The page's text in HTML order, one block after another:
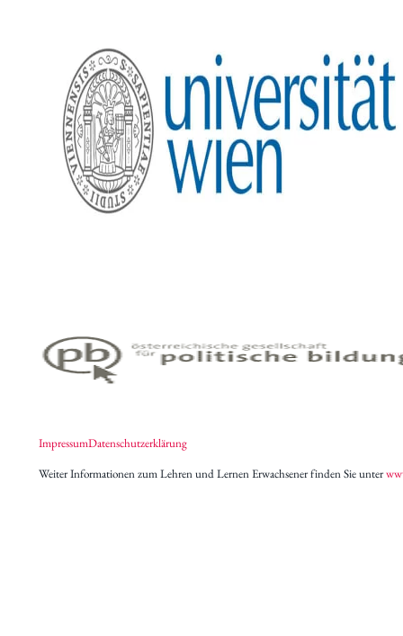
ImpressumDatenschutzerklärung
Weiter Informationen zum Lehren und Lernen Erwachsener finden Sie unter